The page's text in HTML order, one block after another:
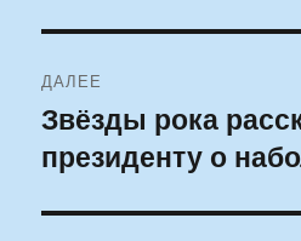
ДАЛЕЕ
Следующая
запись:
Звёзды рока
президенту о